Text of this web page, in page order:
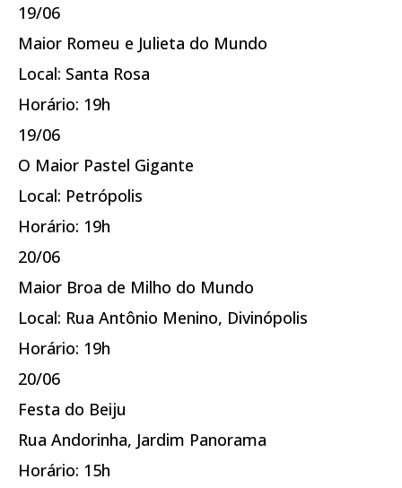
19/06
Maior Romeu e Julieta do Mundo
Local: Santa Rosa
Horário: 19h
19/06
O Maior Pastel Gigante
Local: Petrópolis
Horário: 19h
20/06
Maior Broa de Milho do Mundo
Local: Rua Antônio Menino, Divinópolis
Horário: 19h
20/06
Festa do Beiju
Rua Andorinha, Jardim Panorama
Horário: 15h